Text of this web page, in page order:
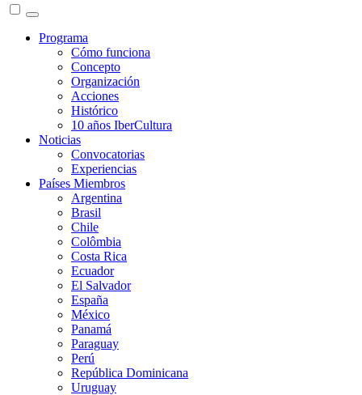
Programa
Cómo funciona
Concepto
Organización
Acciones
Histórico
10 años IberCultura
Noticias
Convocatorias
Experiencias
Países Miembros
Argentina
Brasil
Chile
Colômbia
Costa Rica
Ecuador
El Salvador
España
México
Panamá
Paraguay
Perú
República Dominicana
Uruguay